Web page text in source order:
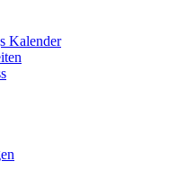
Kalender